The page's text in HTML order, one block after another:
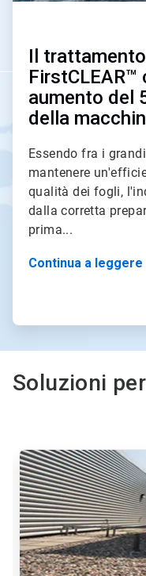
Il
FirstCLEAR™
aumento del
della
Essendo fra i
mantenere
qualità dei fogli,
dalla corretta
prima...
Continua a leggere
Soluzioni
Questa
una
presentazione.
Utilizza
pulsanti
Seguente